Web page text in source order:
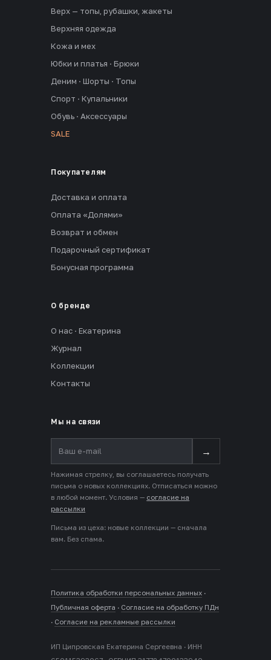
Верх — топы, рубашки, жакеты
Верхняя одежда
Кожа и мех
Юбки и платья · Брюки
Деним · Шорты · Топы
Спорт · Купальники
Обувь · Аксессуары
SALE
Покупателям
Доставка и оплата
Оплата «Долями»
Возврат и обмен
Подарочный сертификат
Бонусная программа
О бренде
О нас · Екатерина
Журнал
Коллекции
Контакты
Мы на связи
→
Нажимая стрелку, вы соглашаетесь получать
письма о новых коллекциях. Отписаться можно
в любой момент. Условия — согласие на
рассылки
Письма из цеха: новые коллекции — сначала
вам. Без спама.
Политика обработки персональных данных ·
Публичная оферта · Согласие на обработку ПДн
· Согласие на рекламные рассылки
ИП Ципровская Екатерина Сергеевна · ИНН